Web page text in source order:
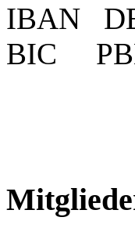
IBAN
BIC